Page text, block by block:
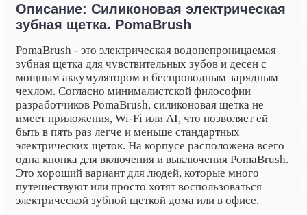
Описание: Силиконовая электрическая
зубная щетка. PomaBrush
PomaBrush - это электрическая водонепроницаемая
зубная щетка для чувствительных зубов и десен с
мощным аккумулятором и беспроводным зарядным
чехлом. Согласно минималистской философии
разработчиков PomaBrush, силиконовая щетка не
имеет приложения, Wi-Fi или AI, что позволяет ей
быть в пять раз легче и меньше стандартных
электрических щеток. На корпусе расположена всего
одна кнопка для включения и выключения PomaBrush.
Это хороший вариант для людей, которые много
путешествуют или просто хотят воспользоваться
электрической зубной щеткой дома или в офисе.